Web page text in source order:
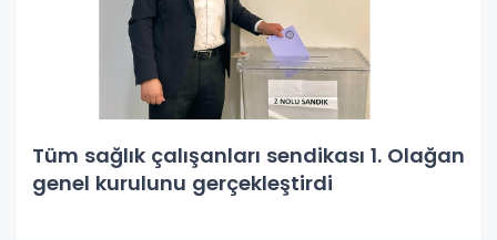
Tüm sağlık çalışanları sendikası 1. Olağan
genel kurulunu gerçekleştirdi